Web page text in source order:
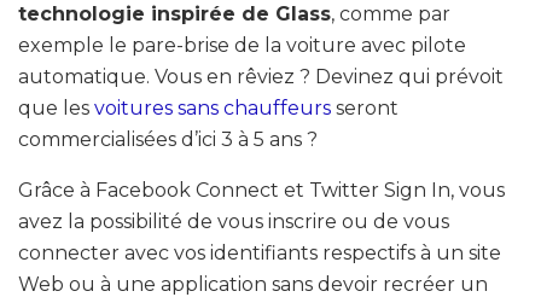
technologie inspirée de Glass, comme par
exemple le pare-brise de la voiture avec pilote
automatique. Vous en rêviez ? Devinez qui prévoit
que les voitures sans chauffeurs seront
commercialisées d’ici 3 à 5 ans ?
Grâce à Facebook Connect et Twitter Sign In, vous
avez la possibilité de vous inscrire ou de vous
connecter avec vos identifiants respectifs à un site
Web ou à une application sans devoir recréer un